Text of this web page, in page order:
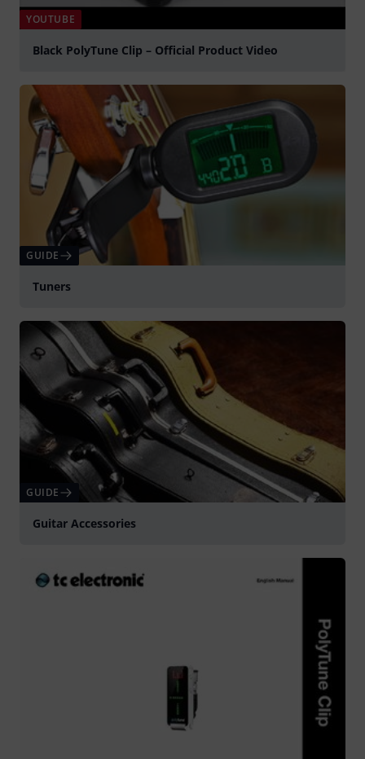
YOUTUBE
Black PolyTune Clip – Official Product Video
GUIDE
Tuners
GUIDE
Guitar Accessories